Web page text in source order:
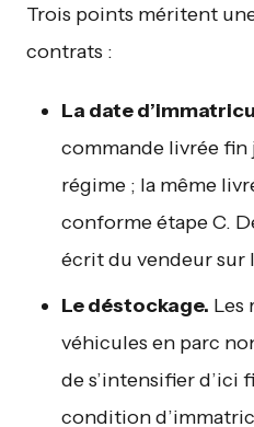
Trois points méritent
contrats :
La date
commande livrée fin
régime ; la même
conforme étape C.
écrit du vendeur sur
Le déstockage. Les
véhicules en parc
de s’intensifier d’ici
condition